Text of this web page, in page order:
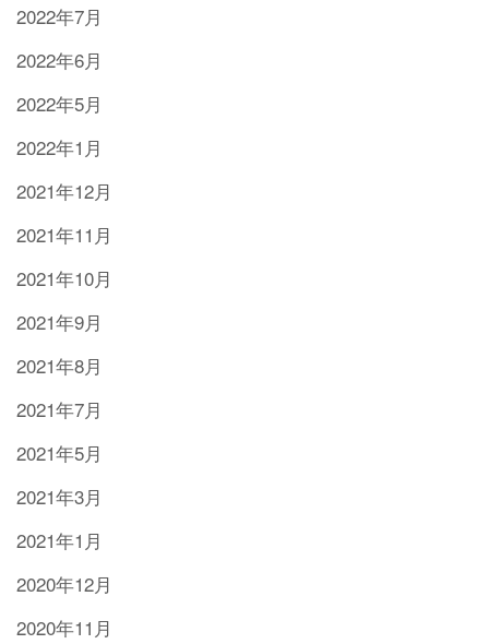
2022年7月
2022年6月
2022年5月
2022年1月
2021年12月
2021年11月
2021年10月
2021年9月
2021年8月
2021年7月
2021年5月
2021年3月
2021年1月
2020年12月
2020年11月